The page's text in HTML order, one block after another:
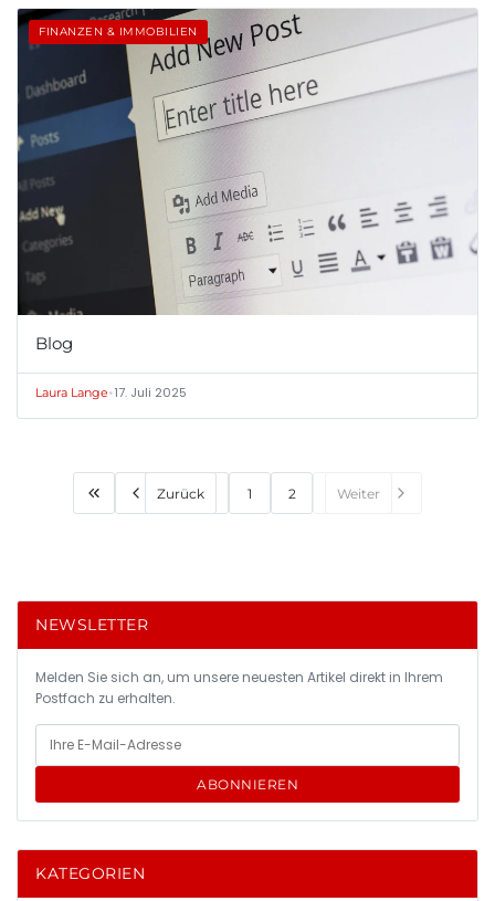
FINANZEN & IMMOBILIEN
Blog
Laura Lange•17. Juli 2025
Zurück 1 2 Weiter
NEWSLETTER
Melden Sie sich an, um unsere neuesten Artikel direkt in Ihrem
Postfach zu erhalten.
ABONNIEREN
KATEGORIEN